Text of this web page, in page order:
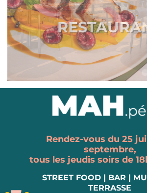
HÔTEL,
COWORKING
Rendez-vous du 25
septembre,
tous les jeudis soirs de
STREET FOOD | BAR |
TERRASSE